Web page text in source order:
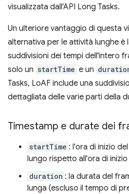
visualizzata dall'API Long Tasks.
Un ulteriore vantaggio di questa
alternativa per le attività lunghe è
suddivisioni dei tempi dell'intero
solo un startTime e un
Tasks, LoAF include una
dettagliata delle varie parti della
Timestamp e durate dei
startTime : l'ora di inizio
lungo rispetto all'ora di
duration : la durata del
lunga (escluso il tempo di